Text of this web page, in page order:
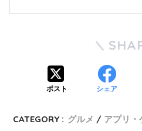
ポスト シェア
CATEGORY : グルメ
アプリ・